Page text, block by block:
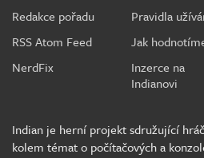
Redakce pořadu
RSS Atom Feed
NerdFix
Pravidla
Jak
Inzerce na
Indianovi
Indian je herní projekt sdružující
kolem témat o počítačových a